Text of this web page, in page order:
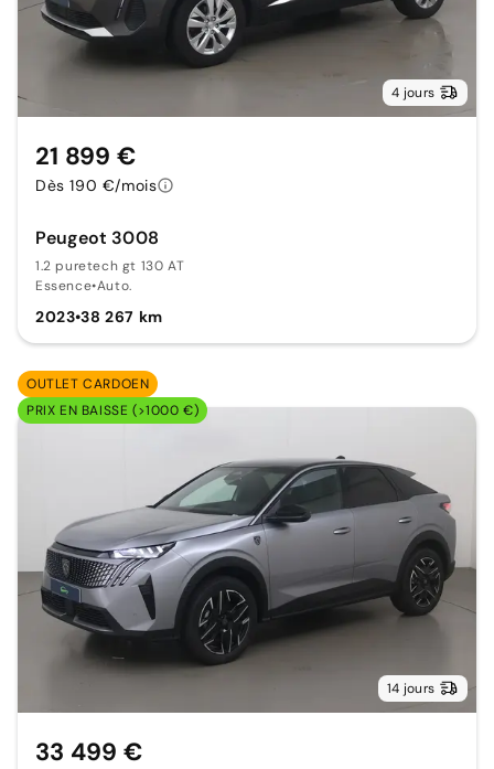
4 jours
Peugeot 3008
1.2 puretech gt 130 AT
Essence•Auto.
2023•38 267 km
21 899 €
Dès 190 €/mois
OUTLET CARDOEN
PRIX EN BAISSE (>1000 €)
14 jours
33 499 €